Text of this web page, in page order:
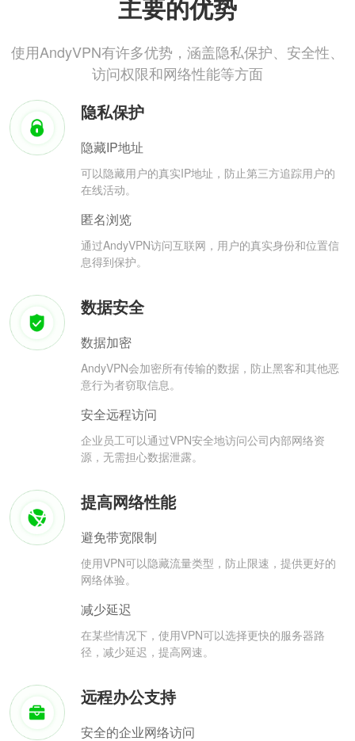
主要的优势
使用AndyVPN有许多优势，涵盖隐私保护、安全性、
访问权限和网络性能等方面
隐私保护
隐藏IP地址
可以隐藏用户的真实IP地址，防止第三方追踪用户的
在线活动。
匿名浏览
通过AndyVPN访问互联网，用户的真实身份和位置信
息得到保护。
数据安全
数据加密
AndyVPN会加密所有传输的数据，防止黑客和其他恶
意行为者窃取信息。
安全远程访问
企业员工可以通过VPN安全地访问公司内部网络资
源，无需担心数据泄露。
提高网络性能
避免带宽限制
使用VPN可以隐藏流量类型，防止限速，提供更好的
网络体验。
减少延迟
在某些情况下，使用VPN可以选择更快的服务器路
径，减少延迟，提高网速。
远程办公支持
安全的企业网络访问